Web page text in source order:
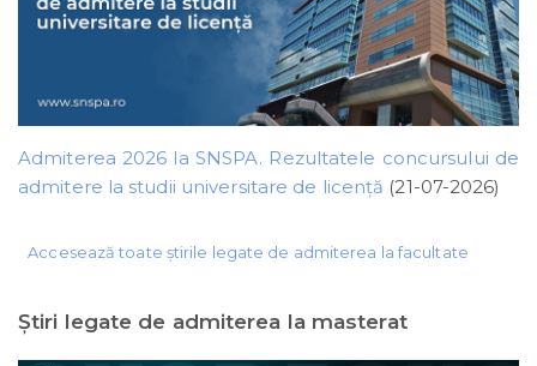
Admiterea 2026 la SNSPA. Rezultatele concursului de
admitere la studii universitare de licență (21-07-2026)
Accesează toate știrile legate de admiterea la facultate
Ştiri legate de admiterea la masterat